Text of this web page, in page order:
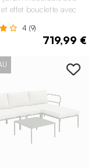
effet bouclette avec
4 (9)
719,99 €